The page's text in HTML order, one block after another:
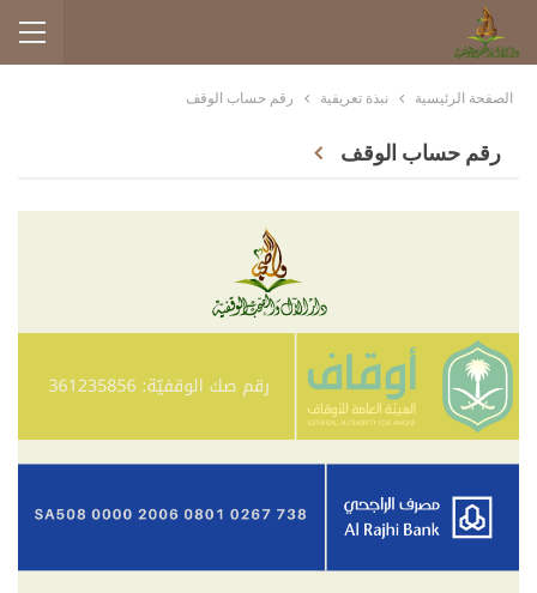
الصفحة الرئيسية نبذة تعريفية رقم حساب الوقف
رقم حساب الوقف